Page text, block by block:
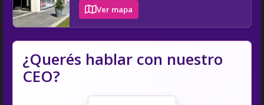
Ver mapa
¿Querés hablar con nuestro
CEO?